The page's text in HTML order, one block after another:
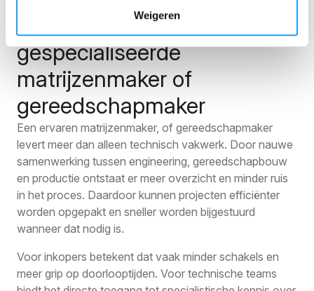
Weigeren
De meerwaarde van een
gespecialiseerde
matrijzenmaker of
gereedschapmaker
Een ervaren matrijzenmaker, of gereedschapmaker
levert meer dan alleen technisch vakwerk. Door nauwe
samenwerking tussen engineering, gereedschapbouw
en productie ontstaat er meer overzicht en minder ruis
in het proces. Daardoor kunnen projecten efficiënter
worden opgepakt en sneller worden bijgestuurd
wanneer dat nodig is.
Voor inkopers betekent dat vaak minder schakels en
meer grip op doorlooptijden. Voor technische teams